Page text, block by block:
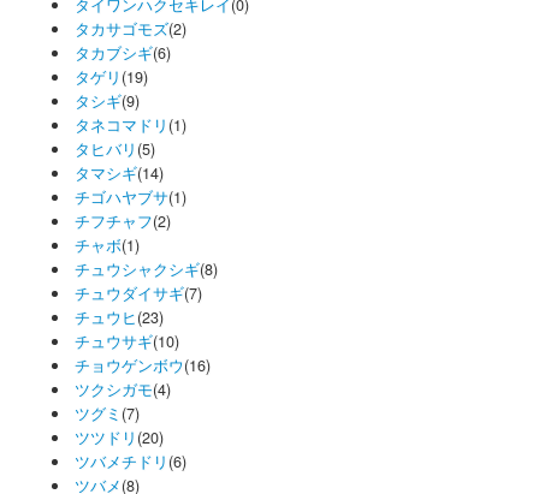
タイワンハクセキレイ(0)
タカサゴモズ(2)
タカブシギ(6)
タゲリ (19)
タシギ(9)
タネコマドリ (1)
タヒバリ (5)
タマシギ(14)
チゴハヤブサ(1)
チフチャフ(2)
チャボ(1)
チュウシャクシギ(8)
チュウダイサギ(7)
チュウヒ(23)
チュウサギ(10)
チョウゲンボウ(16)
ツクシガモ(4)
ツグミ (7)
ツツドリ (20)
ツバメチドリ (6)
ツバメ(8)